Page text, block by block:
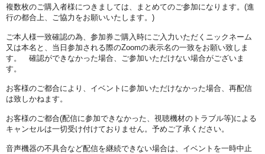
複数枚のご購入者様につきましては、まとめてのご参加になります。(進
行の都合上、ご協力をお願いいたします。)
ご本人様一致確認の為、参加券ご購入時にご入力いただくニックネーム
又は本名と、当日参加される際のZoomの表示名の一致をお願い致しま
す。 確認ができなかった場合、ご参加いただけない場合がございま
す。
お客様のご都合により、イベントに参加いただけなかった場合、再配信
は致しかねます。
お客様のご都合(配信に参加できなかった、視聴機材のトラブル等)による
キャンセルは一切受け付けておりません。予めご了承ください。
音声機器の不具合など配信を継続できない場合は、イベントを一時中止